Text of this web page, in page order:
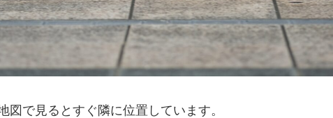
図で見るとすぐ隣に位置しています。